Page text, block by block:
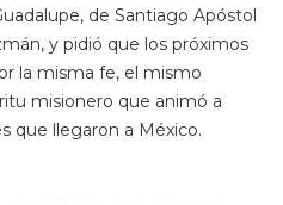
de Santiago Apóstol
y pidió que los próximos
la misma fe, el mismo
misionero que animó a
que llegaron a México.